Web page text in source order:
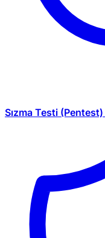
Sızma Testi (Pentest)